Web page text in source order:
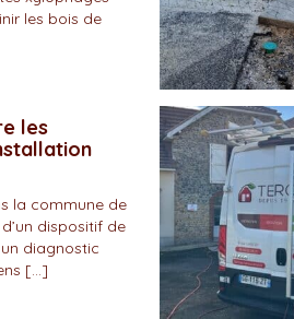
les bois de
les
la commune de
dispositif de
diagnostic
[…]